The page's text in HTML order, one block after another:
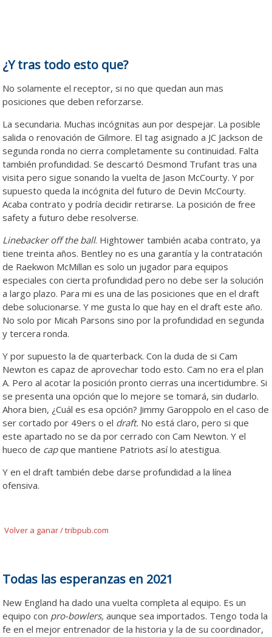
¿Y tras todo esto que?
No solamente el receptor, si no que quedan aun mas
posiciones que deben reforzarse.
La secundaria. Muchas incógnitas aun por despejar. La posible
salida o renovación de Gilmore. El tag asignado a JC Jackson de
segunda ronda no cierra completamente su continuidad. Falta
también profundidad. Se descartó Desmond Trufant tras una
visita pero sigue sonando la vuelta de Jason McCourty. Y por
supuesto queda la incógnita del futuro de Devin McCourty.
Acaba contrato y podría decidir retirarse. La posición de free
safety a futuro debe resolverse.
Linebacker off the ball. Hightower también acaba contrato, ya
tiene treinta años. Bentley no es una garantía y la contratación
de Raekwon McMillan es solo un jugador para equipos
especiales con cierta profundidad pero no debe ser la solución
a largo plazo. Para mi es una de las posiciones que en el draft
debe solucionarse. Y me gusta lo que hay en el draft este año.
No solo por Micah Parsons sino por la profundidad en segunda
y tercera ronda.
Y por supuesto la de quarterback. Con la duda de si Cam
Newton es capaz de aprovechar todo esto. Cam no era el plan
A. Pero al acotar la posición pronto cierras una incertidumbre. Si
se presenta una opción que lo mejore se tomará, sin dudarlo.
Ahora bien, ¿Cuál es esa opción? Jimmy Garoppolo en el caso de
ser cortado por 49ers o el draft. No está claro, pero si que
este apartado no se da por cerrado con Cam Newton. Y el
hueco de capque mantiene Patriots así lo atestigua.
Y en el draft también debe darse profundidad a la línea
ofensiva.
Volver a ganar / tribpub.com
Todas las esperanzas en 2021
New England ha dado una vuelta completa al equipo. Es un
equipo con pro-bowlers, aunque sea importados. Tengo toda la
fe en el mejor entrenador de la historia y la de su coordinador,